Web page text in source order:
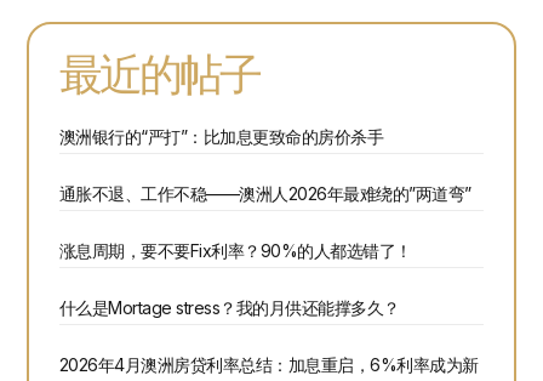
最近的帖子
澳洲银行的“严打”：比加息更致命的房价杀手
通胀不退、工作不稳——澳洲人2026年最难绕的”两道弯”
涨息周期，要不要Fix利率？90%的人都选错了！
什么是Mortage stress？我的月供还能撑多久？
2026年4月澳洲房贷利率总结：加息重启，6%利率成为新